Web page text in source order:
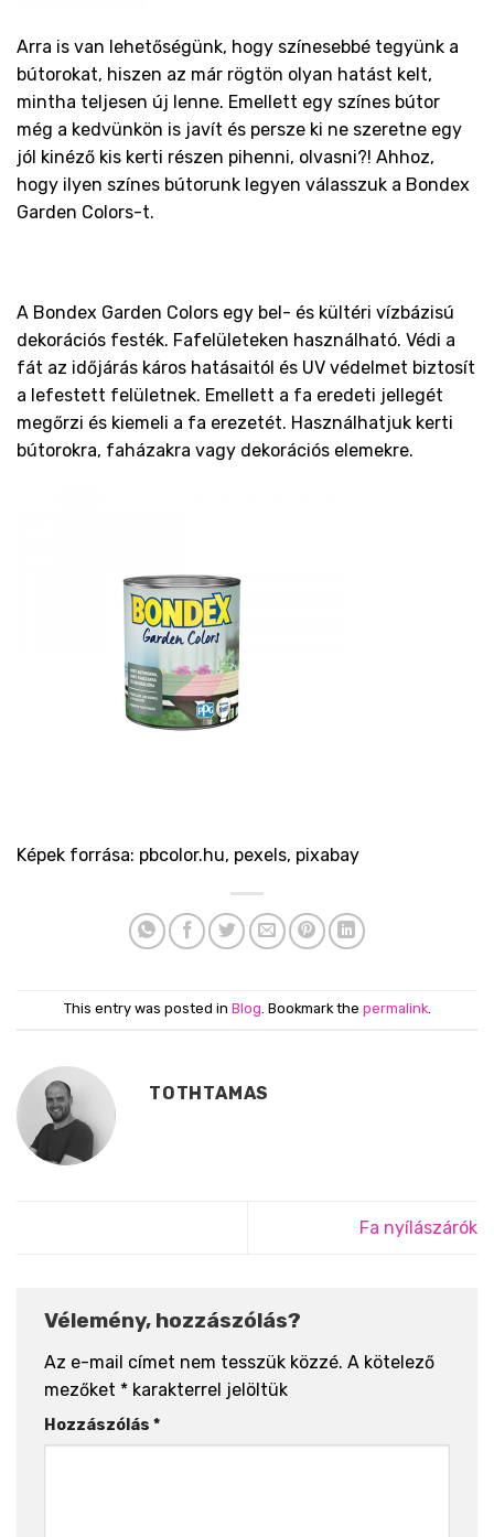
Arra is van lehetőségünk, hogy színesebbé tegyünk a
bútorokat, hiszen az már rögtön olyan hatást kelt,
mintha teljesen új lenne. Emellett egy színes bútor
még a kedvünkön is javít és persze ki ne szeretne egy
jól kinéző kis kerti részen pihenni, olvasni?! Ahhoz,
hogy ilyen színes bútorunk legyen válasszuk a Bondex
Garden Colors-t.
A Bondex Garden Colors egy bel- és kültéri vízbázisú
dekorációs festék. Fafelületeken használható. Védi a
fát az időjárás káros hatásaitól és UV védelmet biztosít
a lefestett felületnek. Emellett a fa eredeti jellegét
megőrzi és kiemeli a fa erezetét. Használhatjuk kerti
bútorokra, faházakra vagy dekorációs elemekre.
Képek forrása: pbcolor.hu, pexels, pixabay
This entry was posted in Blog. Bookmark the permalink.
TOTHTAMAS
Fa nyílászárók
Vélemény, hozzászólás?
Az e-mail címet nem tesszük közzé. A kötelező
mezőket * karakterrel jelöltük
Hozzászólás *